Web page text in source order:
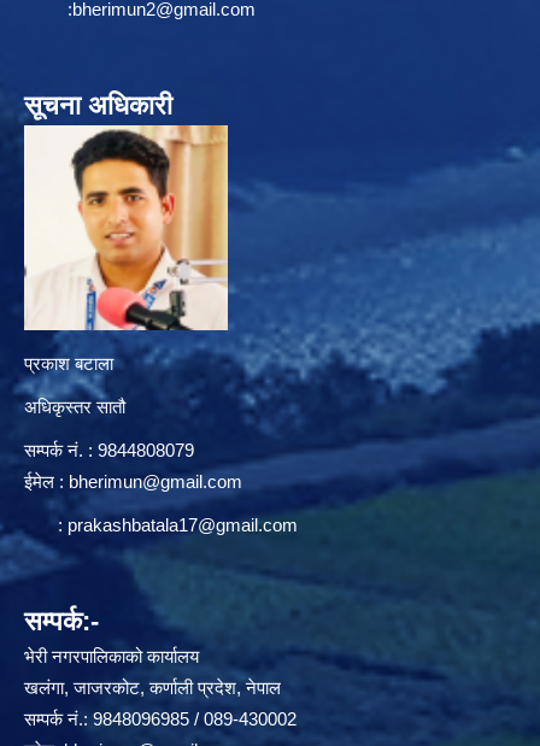
:bherimun2@gmail.com
सूचना अधिकारी
प्रकाश बटाला
अधिकृस्तर सातौ
सम्पर्क न‌ं. : 9844808079
ईमेल : bherimun@gmail.com
: prakashbatala17@gmail.com
सम्पर्क:-
भेरी नगरपालिकाको कार्यालय
खलंगा, जाजरकोट, कर्णाली प्रदेश, नेपाल
सम्पर्क नं.: 9848096985 / 089-430002